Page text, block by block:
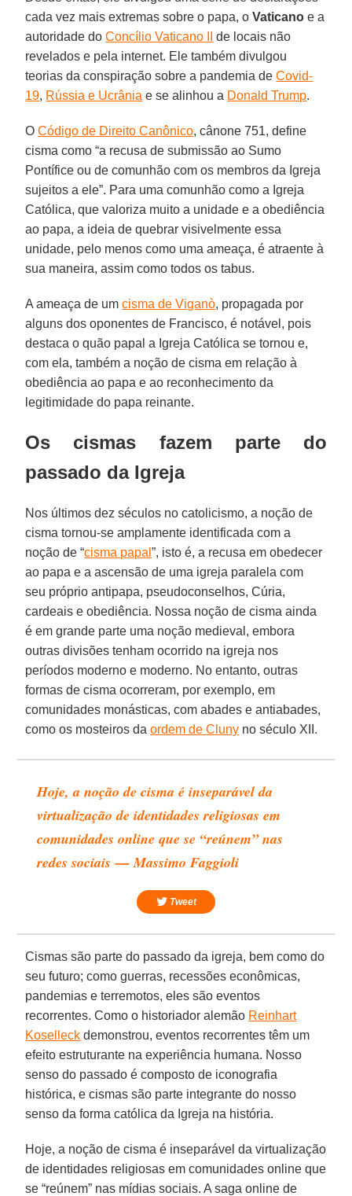
cada vez mais extremas sobre o papa, oVaticano e a
autoridade doConcílio Vaticano II
de locais não
revelados e pela internet. Ele também divulgou
teorias da conspiração sobre a pandemia deCovid-
19, Rússia e Ucrânia e se alinhou a Donald Trump.
OCódigo de Direito Canônico, cânone 751, define
cisma como “a recusa de submissão ao Sumo
Pontífice ou de comunhão com os membros da Igreja
sujeitos a ele”. Para uma comunhão como a Igreja
Católica, que valoriza muito a unidade e a obediência
ao papa, a ideia de quebrar visivelmente essa
unidade, pelo menos como uma ameaça, é atraente à
sua maneira, assim como todos os tabus.
A ameaça de umcisma de Viganò, propagada por
alguns dos oponentes de Francisco, é notável, pois
destaca o quão papal a Igreja Católica se tornou e,
com ela, também a noção de cisma em relação à
obediência ao papa e ao reconhecimento da
legitimidade do papa reinante.
Os cismas fazem parte do
passado da Igreja
Nos últimos dez séculos no catolicismo, a noção de
cisma tornou-se amplamente identificada com a
noção de “cisma papal”, isto é, a recusa em obedecer
ao papa e a ascensão de uma igreja paralela com
seu próprio antipapa, pseudoconselhos, Cúria,
cardeais e obediência. Nossa noção de cisma ainda
é em grande parte uma noção medieval, embora
outras divisões tenham ocorrido na igreja nos
períodos moderno e moderno. No entanto, outras
formas de cisma ocorreram, por exemplo, em
comunidades monásticas, com abades e antiabades,
como os mosteiros daordem de Cluny no século XII.
Hoje, a noção de cisma é inseparável da
virtualização de identidades religiosas em
comunidades online que se “reúnem” nas
redes sociais — Massimo Faggioli
Tweet
Cismas são parte do passado da igreja, bem como do
seu futuro; como guerras, recessões econômicas,
pandemias e terremotos, eles são eventos
recorrentes. Como o historiador alemão Reinhart
Koselleck demonstrou, eventos recorrentes têm um
efeito estruturante na experiência humana. Nosso
senso do passado é composto de iconografia
histórica, e cismas são parte integrante do nosso
senso da forma católica da Igreja na história.
Hoje, a noção de cisma é inseparável da virtualização
de identidades religiosas em comunidades online que
se “reúnem” nas mídias sociais. A saga online de